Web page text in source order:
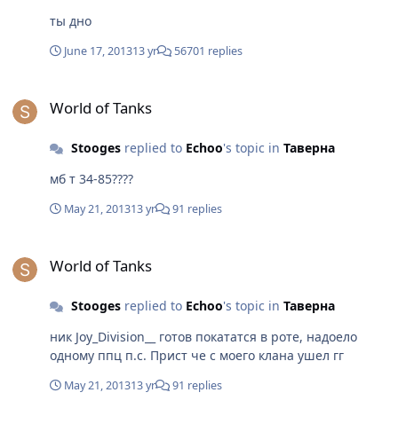
ты дно
June 17, 201313 yr 56701 replies
World of Tanks
Stoogesreplied to Echoo's topic in Таверна
мб т 34-85????
May 21, 201313 yr 91 replies
World of Tanks
Stoogesreplied to Echoo's topic in Таверна
ник Joy_Division__ готов покататся в роте, надоело
одному ппц п.с. Прист че с моего клана ушел гг
May 21, 201313 yr 91 replies